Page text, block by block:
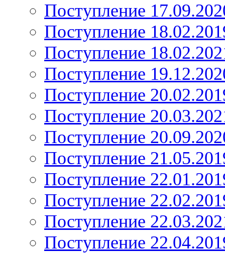
Поступление
Поступление
Поступление
Поступление
Поступление
Поступление
Поступление
Поступление
Поступление
Поступление
Поступление
Поступление